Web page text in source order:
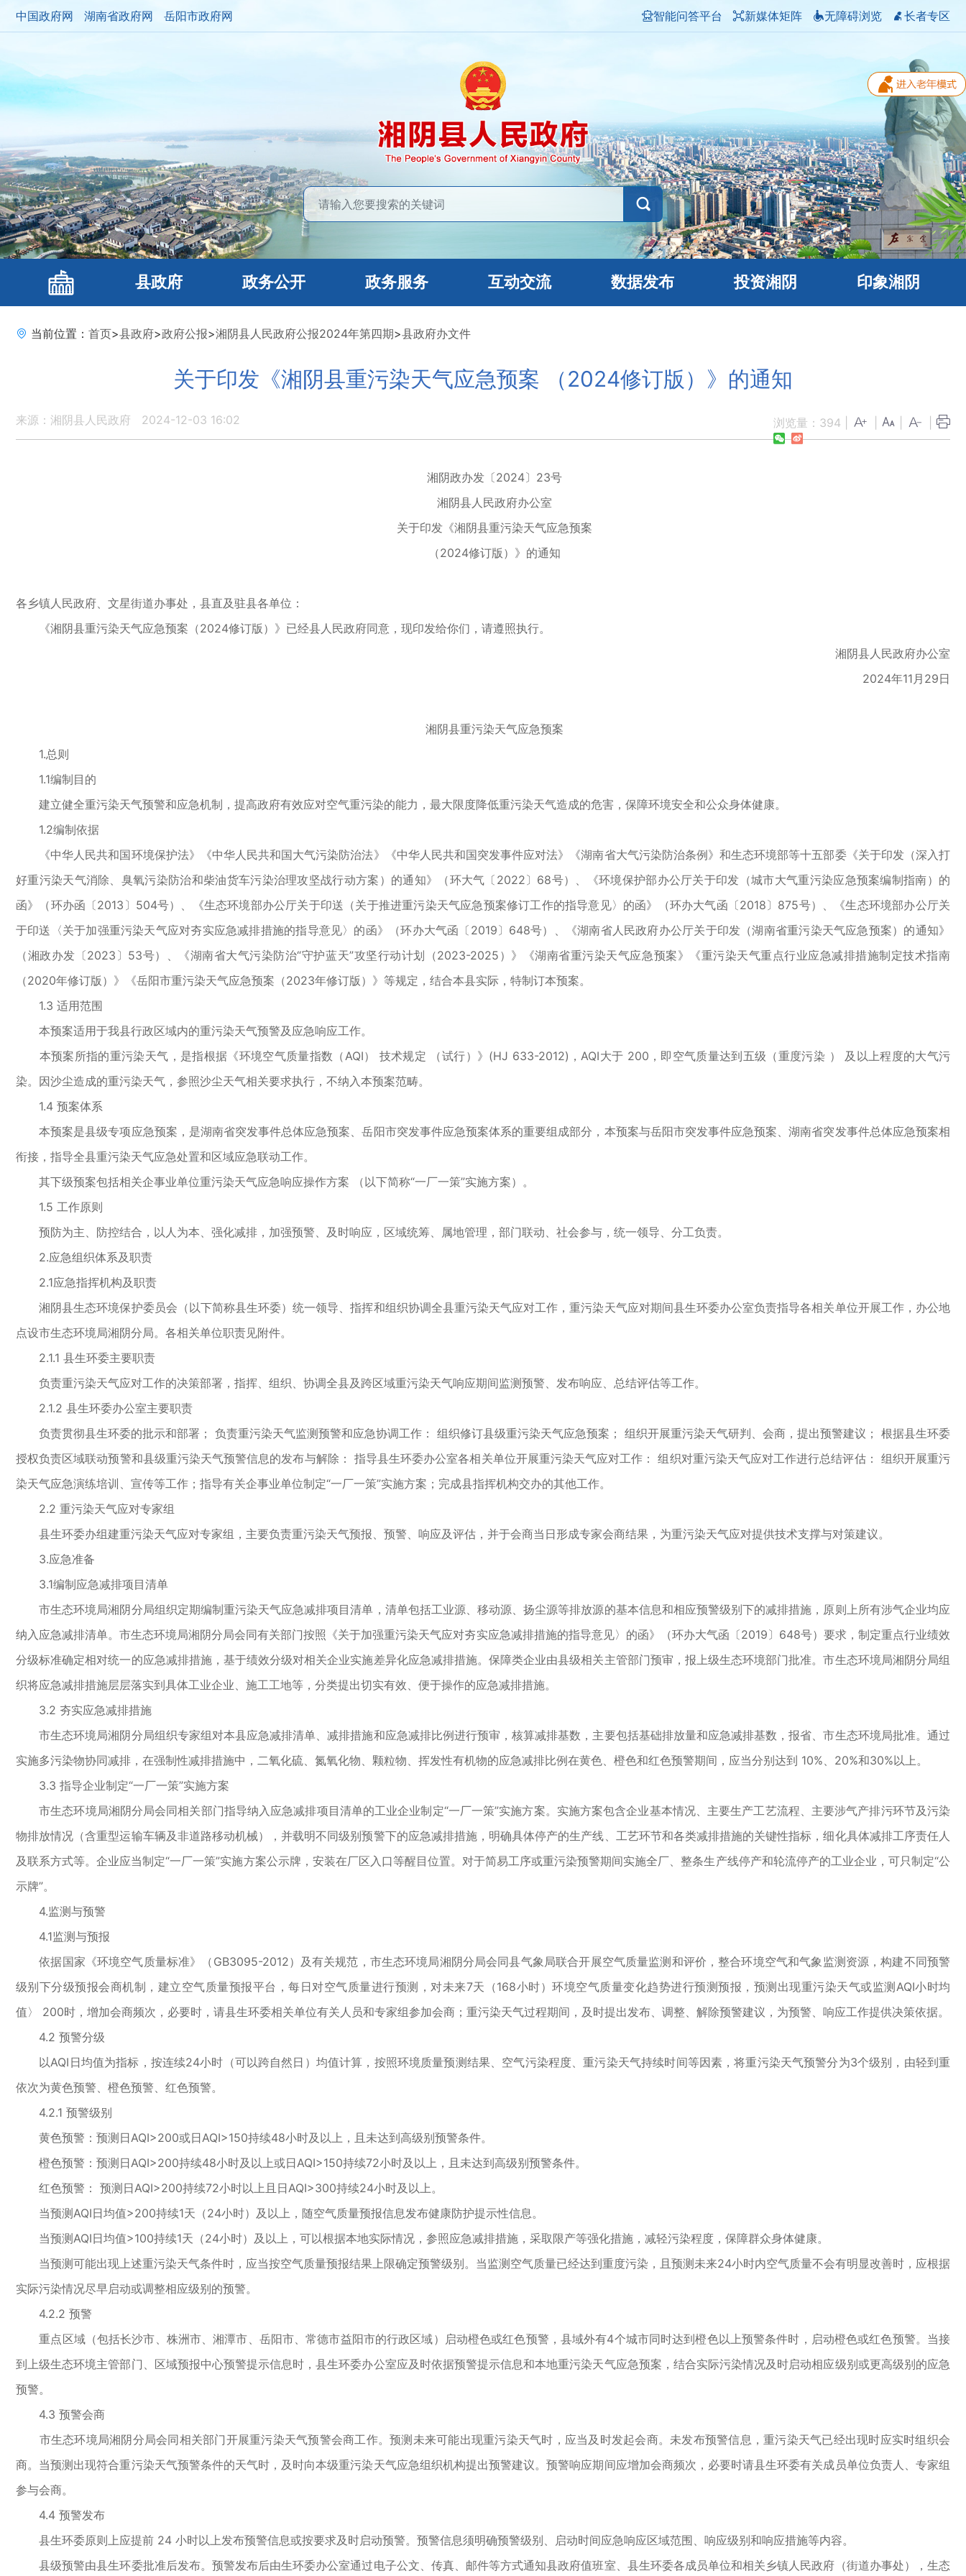
中国政府网 湖南省政府网 岳阳市政府网 智能问答平台 新媒体矩阵 无障碍浏览 长者专区
县政府 政务公开 政务服务 互动交流 数据发布 投资湘阴 印象湘阴
当前位置： 首页>县政府>政府公报>湘阴县人民政府公报2024年第四期>县政府办文件
关于印发《湘阴县重污染天气应急预案 （2024修订版）》的通知
来源：湘阴县人民政府 2024-12-03 16:02 浏览量： 394
湘阴政办发〔2024〕23号
湘阴县人民政府办公室
关于印发《湘阴县重污染天气应急预案
（2024修订版）》的通知
各乡镇人民政府、文星街道办事处，县直及驻县各单位：
《湘阴县重污染天气应急预案（2024修订版）》已经县人民政府同意，现印发给你们，请遵照执行。
湘阴县人民政府办公室
2024年11月29日
湘阴县重污染天气应急预案
1.总则
1.1编制目的
建立健全重污染天气预警和应急机制，提高政府有效应对空气重污染的能力，最大限度降低重污染天气造成的危害，保障环境安全和公众身体健康。
1.2编制依据
《中华人民共和国环境保护法》《中华人民共和国大气污染防治法》《中华人民共和国突发事件应对法》《湖南省大气污染防治条例》和生态环境部等十五部委《关于印发（深入打
好重污染天气消除、臭氧污染防治和柴油货车污染治理攻坚战行动方案）的通知》（环大气〔2022〕68号）、《环境保护部办公厅关于印发（城市大气重污染应急预案编制指南）的
函》（环办函〔2013〕504号）、《生态环境部办公厅关于印送（关于推进重污染天气应急预案修订工作的指导意见〉的函》（环办大气函〔2018〕875号）、《生态环境部办公厅关
于印送〈关于加强重污染天气应对夯实应急减排措施的指导意见〉的函》（环办大气函〔2019〕648号）、《湖南省人民政府办公厅关于印发（湖南省重污染天气应急预案）的通知》
（湘政办发〔2023〕53号）、《湖南省大气污染防治“守护蓝天”攻坚行动计划（2023-2025）》《湖南省重污染天气应急预案》《重污染天气重点行业应急减排措施制定技术指南
（2020年修订版）》《岳阳市重污染天气应急预案（2023年修订版）》等规定，结合本县实际，特制订本预案。
1.3 适用范围
本预案适用于我县行政区域内的重污染天气预警及应急响应工作。
本预案所指的重污染天气，是指根据《环境空气质量指数（AQI） 技术规定 （试行）》(HJ 633-2012)，AQI大于 200，即空气质量达到五级（重度污染 ） 及以上程度的大气污
染。因沙尘造成的重污染天气，参照沙尘天气相关要求执行，不纳入本预案范畴。
1.4 预案体系
本预案是县级专项应急预案，是湖南省突发事件总体应急预案、岳阳市突发事件应急预案体系的重要组成部分，本预案与岳阳市突发事件应急预案、湖南省突发事件总体应急预案相
衔接，指导全县重污染天气应急处置和区域应急联动工作。
其下级预案包括相关企事业单位重污染天气应急响应操作方案 （以下简称“一厂一策”实施方案）。
1.5 工作原则
预防为主、防控结合，以人为本、强化减排，加强预警、及时响应，区域统筹、属地管理，部门联动、社会参与，统一领导、分工负责。
2.应急组织体系及职责
2.1应急指挥机构及职责
湘阴县生态环境保护委员会（以下简称县生环委）统一领导、指挥和组织协调全县重污染天气应对工作，重污染天气应对期间县生环委办公室负责指导各相关单位开展工作，办公地
点设市生态环境局湘阴分局。各相关单位职责见附件。
2.1.1 县生环委主要职责
负责重污染天气应对工作的决策部署，指挥、组织、协调全县及跨区域重污染天气响应期间监测预警、发布响应、总结评估等工作。
2.1.2 县生环委办公室主要职责
负责贯彻县生环委的批示和部署； 负责重污染天气监测预警和应急协调工作： 组织修订县级重污染天气应急预案； 组织开展重污染天气研判、会商，提出预警建议； 根据县生环委
授权负责区域联动预警和县级重污染天气预警信息的发布与解除： 指导县生环委办公室各相关单位开展重污染天气应对工作： 组织对重污染天气应对工作进行总结评估： 组织开展重污
染天气应急演练培训、宣传等工作；指导有关企事业单位制定“一厂一策”实施方案；完成县指挥机构交办的其他工作。
2.2 重污染天气应对专家组
县生环委办组建重污染天气应对专家组，主要负责重污染天气预报、预警、响应及评估，并于会商当日形成专家会商结果，为重污染天气应对提供技术支撑与对策建议。
3.应急准备
3.1编制应急减排项目清单
市生态环境局湘阴分局组织定期编制重污染天气应急减排项目清单，清单包括工业源、移动源、扬尘源等排放源的基本信息和相应预警级别下的减排措施，原则上所有涉气企业均应
纳入应急减排清单。市生态环境局湘阴分局会同有关部门按照《关于加强重污染天气应对夯实应急减排措施的指导意见〉的函》（环办大气函〔2019〕648号）要求，制定重点行业绩效
分级标准确定相对统一的应急减排措施，基于绩效分级对相关企业实施差异化应急减排措施。保障类企业由县级相关主管部门预审，报上级生态环境部门批准。市生态环境局湘阴分局组
织将应急减排措施层层落实到具体工业企业、施工工地等，分类提出切实有效、便于操作的应急减排措施。
3.2 夯实应急减排措施
市生态环境局湘阴分局组织专家组对本县应急减排清单、减排措施和应急减排比例进行预审，核算减排基数，主要包括基础排放量和应急减排基数，报省、市生态环境局批准。通过
实施多污染物协同减排，在强制性减排措施中，二氧化硫、氮氧化物、颗粒物、挥发性有机物的应急减排比例在黄色、橙色和红色预警期间，应当分别达到 10%、20%和30%以上。
3.3 指导企业制定“一厂一策”实施方案
市生态环境局湘阴分局会同相关部门指导纳入应急减排项目清单的工业企业制定“一厂一策”实施方案。实施方案包含企业基本情况、主要生产工艺流程、主要涉气产排污环节及污染
物排放情况（含重型运输车辆及非道路移动机械），并载明不同级别预警下的应急减排措施，明确具体停产的生产线、工艺环节和各类减排措施的关键性指标，细化具体减排工序责任人
及联系方式等。企业应当制定“一厂一策”实施方案公示牌，安装在厂区入口等醒目位置。对于简易工序或重污染预警期间实施全厂、整条生产线停产和轮流停产的工业企业，可只制定“公
示牌”。
4.监测与预警
4.1监测与预报
依据国家《环境空气质量标准》（GB3095-2012）及有关规范，市生态环境局湘阴分局会同县气象局联合开展空气质量监测和评价，整合环境空气和气象监测资源，构建不同预警
级别下分级预报会商机制，建立空气质量预报平台，每日对空气质量进行预测，对未来7天（168小时）环境空气质量变化趋势进行预测预报，预测出现重污染天气或监测AQI小时均
值〉 200时，增加会商频次，必要时，请县生环委相关单位有关人员和专家组参加会商；重污染天气过程期间，及时提出发布、调整、解除预警建议，为预警、响应工作提供决策依据。
4.2 预警分级
以AQI日均值为指标，按连续24小时（可以跨自然日）均值计算，按照环境质量预测结果、空气污染程度、重污染天气持续时间等因素，将重污染天气预警分为3个级别，由轻到重
依次为黄色预警、橙色预警、红色预警。
4.2.1 预警级别
黄色预警：预测日AQI>200或日AQI>150持续48小时及以上，且未达到高级别预警条件。
橙色预警：预测日AQI>200持续48小时及以上或日AQI>150持续72小时及以上，且未达到高级别预警条件。
红色预警： 预测日AQI>200持续72小时以上且日AQI>300持续24小时及以上。
当预测AQI日均值>200持续1天（24小时）及以上，随空气质量预报信息发布健康防护提示性信息。
当预测AQI日均值>100持续1天（24小时）及以上，可以根据本地实际情况，参照应急减排措施，采取限产等强化措施，减轻污染程度，保障群众身体健康。
当预测可能出现上述重污染天气条件时，应当按空气质量预报结果上限确定预警级别。当监测空气质量已经达到重度污染，且预测未来24小时内空气质量不会有明显改善时，应根据
实际污染情况尽早启动或调整相应级别的预警。
4.2.2 预警
重点区域（包括长沙市、株洲市、湘潭市、岳阳市、常德市益阳市的行政区域）启动橙色或红色预警，县域外有4个城市同时达到橙色以上预警条件时，启动橙色或红色预警。当接
到上级生态环境主管部门、区域预报中心预警提示信息时，县生环委办公室应及时依据预警提示信息和本地重污染天气应急预案，结合实际污染情况及时启动相应级别或更高级别的应急
预警。
4.3 预警会商
市生态环境局湘阴分局会同相关部门开展重污染天气预警会商工作。预测未来可能出现重污染天气时，应当及时发起会商。未发布预警信息，重污染天气已经出现时应实时组织会
商。当预测出现符合重污染天气预警条件的天气时，及时向本级重污染天气应急组织机构提出预警建议。预警响应期间应增加会商频次，必要时请县生环委有关成员单位负责人、专家组
参与会商。
4.4 预警发布
县生环委原则上应提前 24 小时以上发布预警信息或按要求及时启动预警。预警信息须明确预警级别、启动时间应急响应区域范围、响应级别和响应措施等内容。
县级预警由县生环委批准后发布。预警发布后由生环委办公室通过电子公文、传真、邮件等方式通知县政府值班室、县生环委各成员单位和相关乡镇人民政府（街道办事处），生态